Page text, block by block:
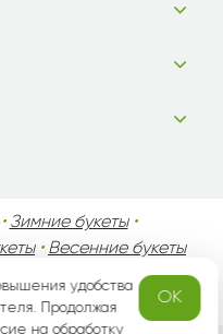
Зимние букеты•
• Весенние букеты
•
удобства
Продолжая
наобработку
OK